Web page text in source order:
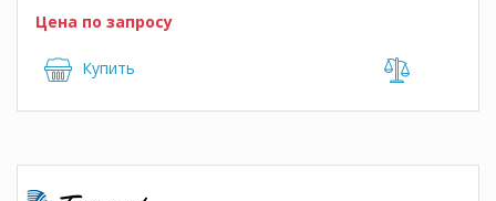
Цена по запросу
Купить